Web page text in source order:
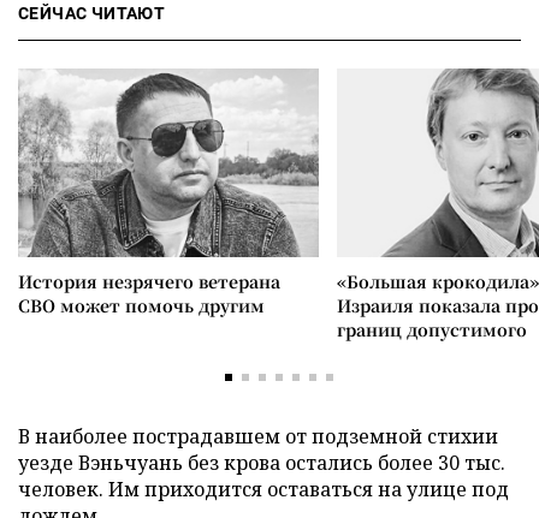
СЕЙЧАС ЧИТАЮТ
История незрячего ветерана
СВО может помочь другим
«Большая
Израиля показала
границ допустимого
В наиболее пострадавшем от подземной стихии
уезде Вэньчуань без крова остались более 30 тыс.
человек. Им приходится оставаться на улице под